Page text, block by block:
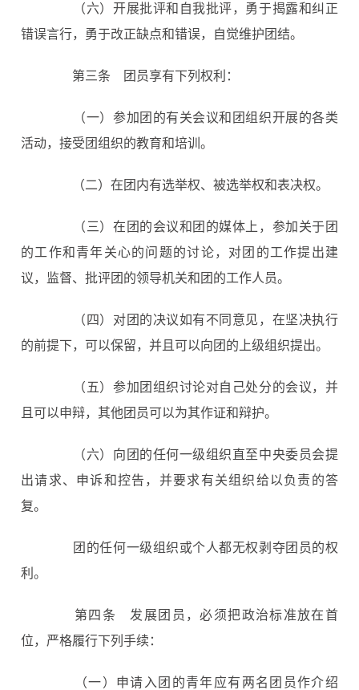
（六）开展批评和自我批评，勇于揭露和纠正
错误言行，勇于改正缺点和错误，自觉维护团结。
第三条 团员享有下列权利：
（一）参加团的有关会议和团组织开展的各类
活动，接受团组织的教育和培训。
（二）在团内有选举权、被选举权和表决权。
（三）在团的会议和团的媒体上，参加关于团
的工作和青年关心的问题的讨论，对团的工作提出建
议，监督、批评团的领导机关和团的工作人员。
（四）对团的决议如有不同意见，在坚决执行
的前提下，可以保留，并且可以向团的上级组织提出。
（五）参加团组织讨论对自己处分的会议，并
且可以申辩，其他团员可以为其作证和辩护。
（六）向团的任何一级组织直至中央委员会提
出请求、申诉和控告，并要求有关组织给以负责的答
复。
团的任何一级组织或个人都无权剥夺团员的权
利。
第四条
发展团员，必须把政治标准放在首
位，严格履行下列手续：
（一）申请入团的青年应有两名团员作介绍